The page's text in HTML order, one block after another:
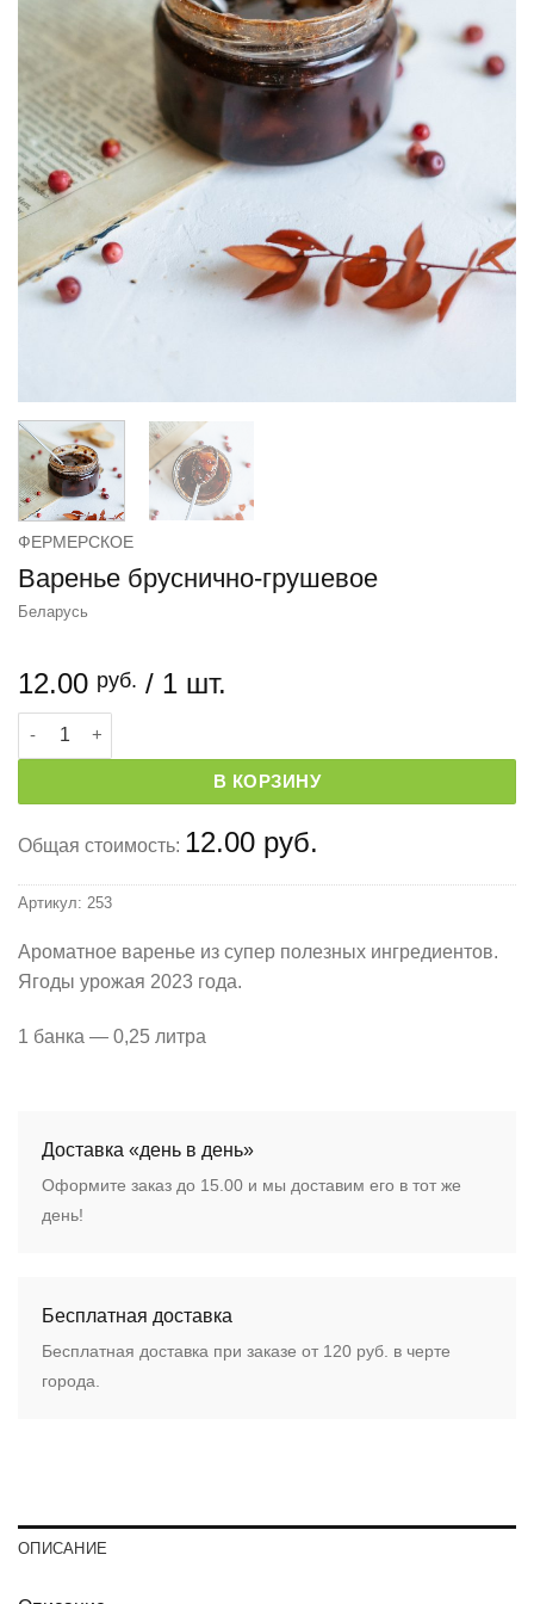
ФЕРМЕРСКОЕ
Варенье бруснично-грушевое
Беларусь
12.00 руб. / 1 шт.
Количество товара Варенье бруснично-грушевое
В КОРЗИНУ
Общая стоимость: 12.00 руб.
Артикул: 253
Ароматное варенье из супер полезных ингредиентов.
Ягоды урожая 2023 года.
1 банка — 0,25 литра
Доставка «день в день»
Оформите заказ до 15.00 и мы доставим его в тот же
день!
Бесплатная доставка
Бесплатная доставка при заказе от 120 руб. в черте
города.
ОПИСАНИЕ